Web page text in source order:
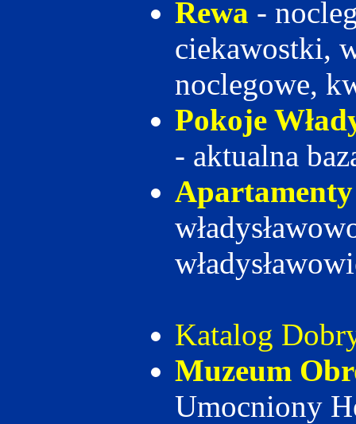
Rewa -
ciekawostki,
noclegowe,
Pokoje
- aktualna
Apartamenty
Katalog
Muzeum
Umocniony